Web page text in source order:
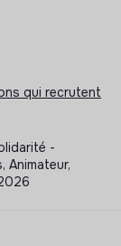
qui recrutent
-
Animateur,